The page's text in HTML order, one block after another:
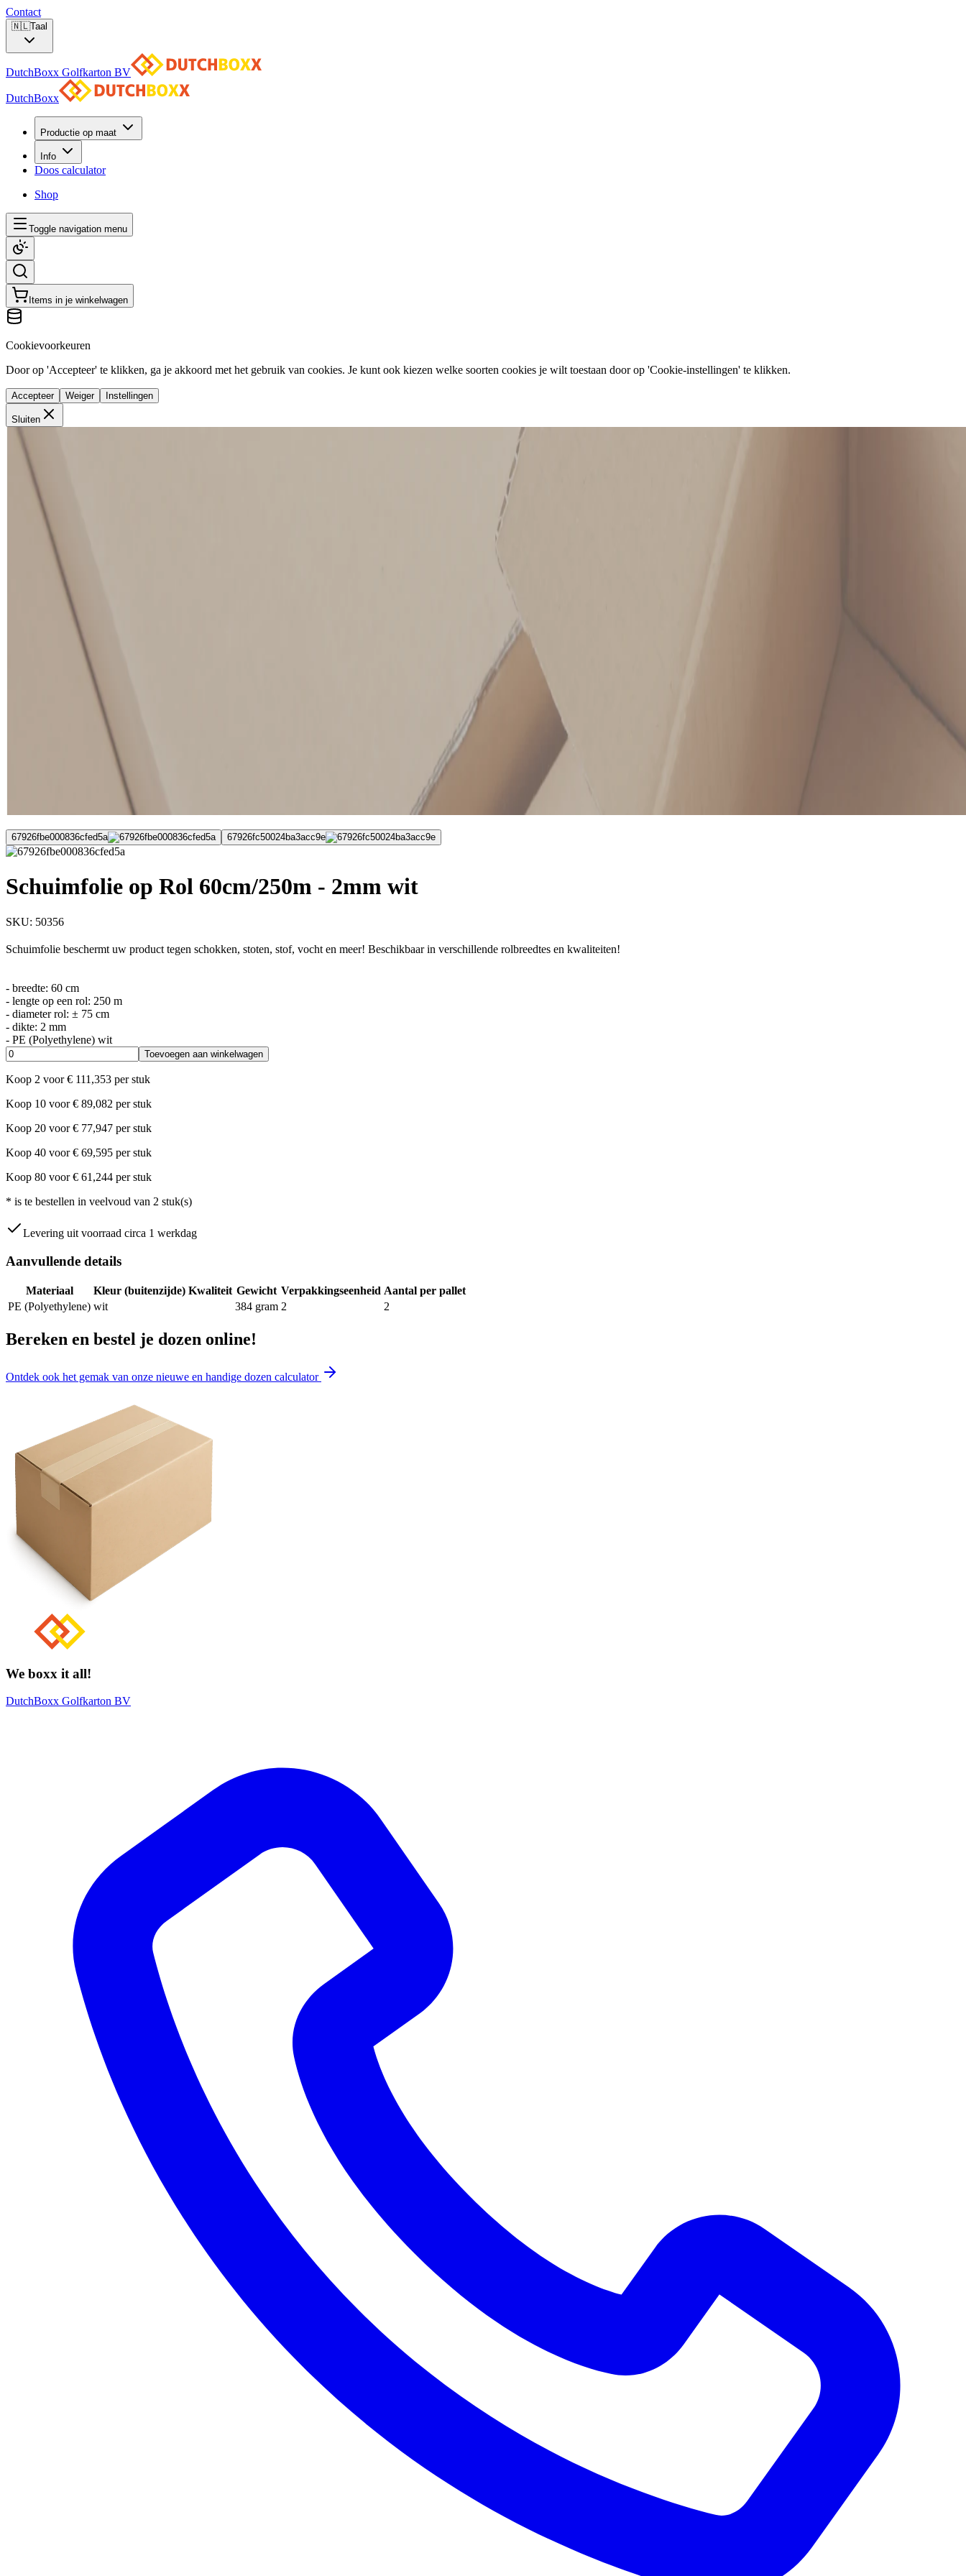
Contact
🇳🇱Taal
DutchBoxx Golfkarton BV
DutchBoxx
Productie op maat
Info
Doos calculator
Shop
Toggle navigation menu
Items in je winkelwagen
Cookievoorkeuren
Door op 'Accepteer' te klikken, ga je akkoord met het gebruik van cookies. Je kunt ook kiezen welke soorten cookies je wilt toestaan door op 'Cookie-instellingen' te klikken.
Accepteer Weiger Instellingen
Sluiten
67926fbe000836cfed5a 67926fc50024ba3acc9e
Schuimfolie op Rol 60cm/250m - 2mm wit
SKU: 50356
Schuimfolie beschermt uw product tegen schokken, stoten, stof, vocht en meer! Beschikbaar in verschillende rolbreedtes en kwaliteiten!
- breedte: 60 cm
- lengte op een rol: 250 m
- diameter rol: ± 75 cm
- dikte: 2 mm
- PE (Polyethylene) wit
Toevoegen aan winkelwagen
Koop 2 voor € 111,353 per stuk
Koop 10 voor € 89,082 per stuk
Koop 20 voor € 77,947 per stuk
Koop 40 voor € 69,595 per stuk
Koop 80 voor € 61,244 per stuk
* is te bestellen in veelvoud van 2 stuk(s)
Levering uit voorraad circa 1 werkdag
Aanvullende details
Materiaal Kleur (buitenzijde) Kwaliteit Gewicht Verpakkingseenheid Aantal per pallet
PE (Polyethylene) wit 384 gram 2 2
Bereken en bestel je dozen online!
Ontdek ook het gemak van onze nieuwe en handige dozen calculator
We boxx it all!
DutchBoxx Golfkarton BV